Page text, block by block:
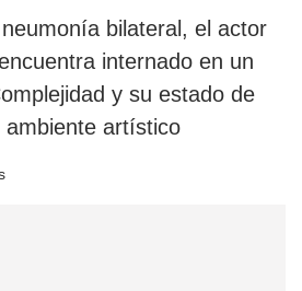
bilateral, el actor
internado en un
y su estado de
ambiente artístico